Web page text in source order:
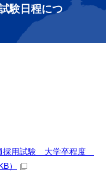
日程につ
採用試験 大学卒程度
）